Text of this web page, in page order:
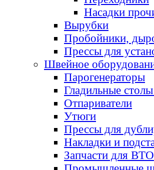
Насадки
Вырубки
Пробойники,
Прессы для
Швейное
Парогенераторы
Гладильные
Отпариватели
Утюги
Прессы для
Накладки и
Запчасти для ВТО